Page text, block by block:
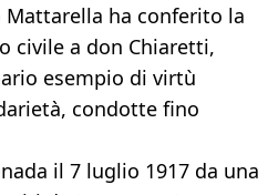
Mattarella ha conferito la
civile a don Chiaretti,
esempio di virtù
condotte fino
il 7 luglio 1917 da una